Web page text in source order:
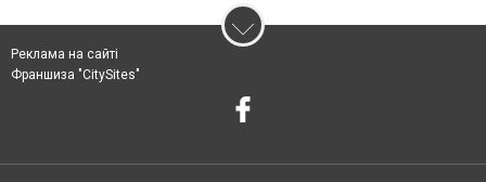
Реклама на сайті
Франшиза "CitySites"